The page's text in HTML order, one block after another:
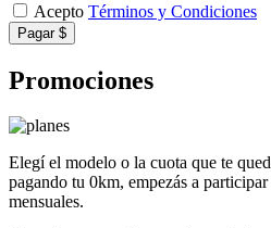
Acepto Términos y Condiciones
Pagar $
Promociones
Elegí el modelo o la cuota que te
pagando tu 0km, empezás a
mensuales.